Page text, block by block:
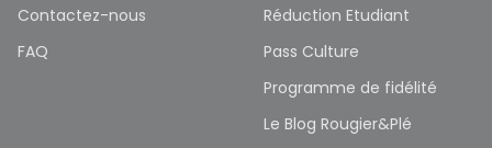
Contactez-nous
FAQ
Réduction Etudiant
Pass Culture
Programme de fidélité
Le Blog Rougier&Plé